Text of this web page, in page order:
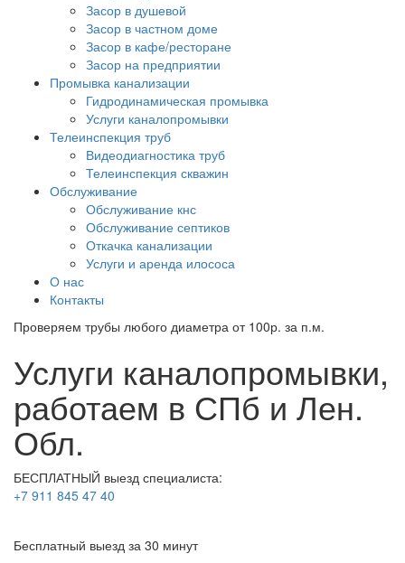
Засор в душевой
Засор в частном доме
Засор в кафе/ресторане
Засор на предприятии
Промывка канализации
Гидродинамическая промывка
Услуги каналопромывки
Телеинспекция труб
Видеодиагностика труб
Телеинспекция скважин
Обслуживание
Обслуживание кнс
Обслуживание септиков
Откачка канализации
Услуги и аренда илососа
О нас
Контакты
Проверяем трубы любого диаметра от 100р. за п.м.
Услуги каналопромывки,
работаем в СПб и Лен.
Обл.
БЕСПЛАТНЫЙ выезд специалиста:
+7 911 845 47 40
Бесплатный выезд за 30 минут